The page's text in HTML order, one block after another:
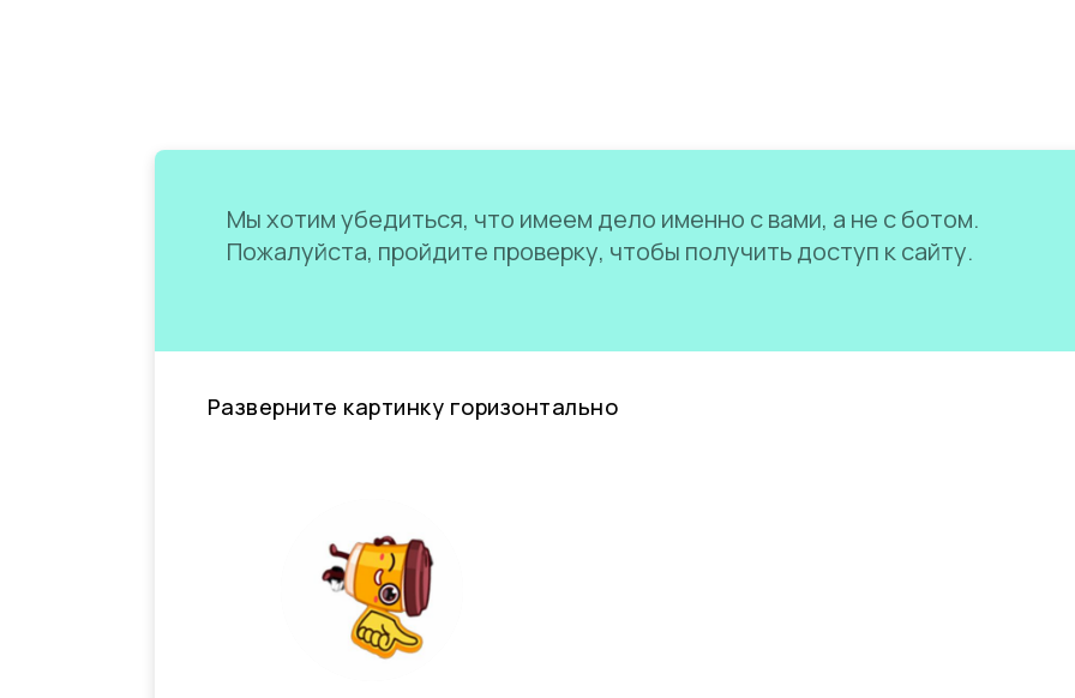
Мы хотим убедиться, что имеем дело именно с вами, а не с ботом.
Пожалуйста, пройдите проверку, чтобы получить доступ к сайту.
Разверните картинку горизонтально